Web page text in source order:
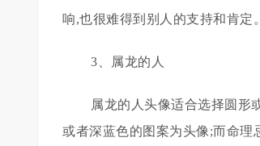
响,也很难得到别人的支持和肯定
3、属龙的人
属龙的人头像适合选择圆形
或者深蓝色的图案为头像;而命理